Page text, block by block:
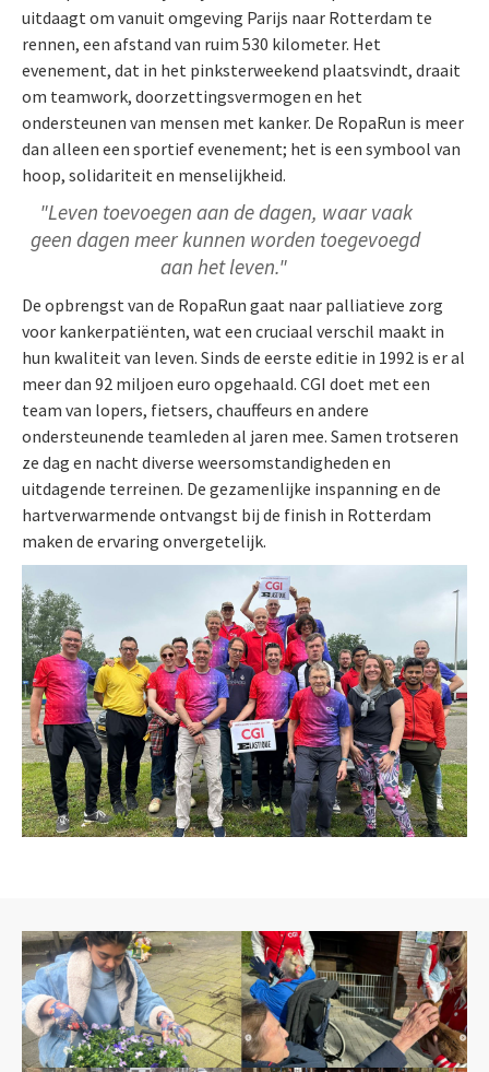
uitdaagt om vanuit omgeving Parijs naar Rotterdam te
rennen, een afstand van ruim 530 kilometer. Het
evenement, dat in het pinksterweekend plaatsvindt, draait
om teamwork, doorzettingsvermogen en het
ondersteunen van mensen met kanker. De RopaRun is meer
dan alleen een sportief evenement; het is een symbool van
hoop, solidariteit en menselijkheid.
"Leven toevoegen aan de dagen, waar vaak
geen dagen meer kunnen worden toegevoegd
aan het leven."
De opbrengst van de RopaRun gaat naar palliatieve zorg
voor kankerpatiënten, wat een cruciaal verschil maakt in
hun kwaliteit van leven. Sinds de eerste editie in 1992 is er al
meer dan 92 miljoen euro opgehaald. CGI doet met een
team van lopers, fietsers, chauffeurs en andere
ondersteunende teamleden al jaren mee. Samen trotseren
ze dag en nacht diverse weersomstandigheden en
uitdagende terreinen. De gezamenlijke inspanning en de
hartverwarmende ontvangst bij de finish in Rotterdam
maken de ervaring onvergetelijk.